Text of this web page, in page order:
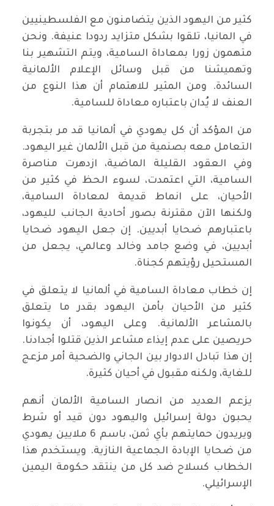
كثير من اليهود الذين يتضامنون مع الفلسطينيين
في المانيا، تلقوا بشكل متزايد ردودا عنيفة. ونحن
متهمون زورا بمعاداة السامية، ويتم التشهير بنا
وتهميشنا من قبل وسائل الإعلام الألمانية
السائدة. ومن المثير للاهتمام أن هذا النوع من
العنف لا يُدان باعتباره معاداة للسامية.
من المؤكد أن كل يهودي في ألمانيا قد مر بتجربة
التعامل معه بصنمية من قبل الألمان غير اليهود.
وفي العقود القليلة الماضية، ازدهرت مناصرة
السامية، التي اعتمدت، لسوء الحظ في كثير من
الأحيان، على انماط قديمة لمعاداة السامية،
ولكنها الآن مقترنة بصور أحادية الجانب لليهود،
باعتبارهم ضحايا أبديين. إن جعل اليهود ضحايا
أبديين، في وضع جامد وخالد وعالمي، يجعل من
المستحيل رؤيتهم كجناة.
إن خطاب معاداة السامية في ألمانيا لا يتعلق في
كثير من الأحيان بأمن اليهود بقدر ما يتعلق
بالمشاعر الألمانية. وعلى اليهود، أن يكونوا
حريصين على عدم إيذاء مشاعر الذين قتلوا أجدادنا.
إن هذا تبادل الادوار بين الجاني والضحية أمر مزعج
للغاية، ولكنه مقبول في أحيان كثيرة.
يزعم العديد من انصار السامية الألمان أنهم
يحبون دولة إسرائيل واليهود دون قيد أو شرط
ويريدون حمايتهم بأي ثمن، باسم 6 ملايين يهودي
من ضحايا الإبادة الجماعية النازية. ويستخدم هذا
الخطاب كسلاح ضد كل من ينتقد حكومة اليمين
الإسرائيلي.